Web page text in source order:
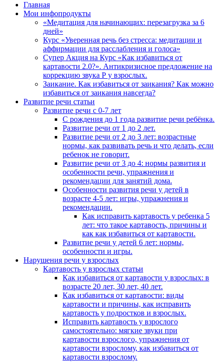
Главная
Мои инфопродукты
«Медитация для начинающих: перезагрузка за 6
дней»
Курс «Уверенная речь без стресса: медитации и
аффирмации для расслабления и голоса»
Супер Акция на Курс «Как избавиться от
картавости 2.0?». Антикризисное предложение на
коррекцию звука Р у взрослых.
Заикание. Как избавиться от заикания? Как можно
избавиться от заикания навсегда?
Развитие речи статьи
Развитие речи с 0-7 лет
С рождения до 1 года развитие речи ребёнка.
Развитие речи от 1 до 2 лет.
Развитие речи от 2 до 3 лет: возрастные
нормы, как развивать речь и что делать, если
ребенок не говорит.
Развитие речи от 3 до 4: нормы развития и
особенности речи, упражнения и
рекомендации для занятий дома.
Особенности развития речи у детей в
возрасте 4-5 лет: игры, упражнения и
рекомендации.
Как исправить картавость у ребенка 5
лет: что такое картавость, причины и
как как избавиться от картавости.
Развитие речи у детей 6 лет: нормы,
особенности и игры.
Нарушения речи у взрослых
Картавость у взрослых статьи
Как избавиться от картавости у взрослых: в
возрасте 20 лет, 30 лет, 40 лет.
Как избавиться от картавости: виды
картавости и причины, как исправить
картавость у подростков и взрослых.
Исправить картавость у взрослого
самостоятельно: мягкие звуки при
картавости взрослого, упражнения от
картавости взрослому, как избавиться от
картавости взрослому.